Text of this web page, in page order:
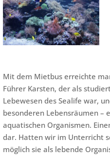
Mit dem Mietbus erreichte
Führer Karsten, der als
Lebewesen des Sealife war,
besonderen Lebensräumen –
aquatischen Organismen.
dar. Hatten wir im Unterricht
möglich sie als lebende